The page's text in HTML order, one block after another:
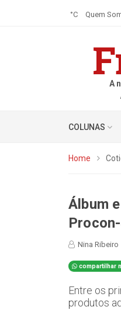
°C Quem
A
COLUNAS
Home
Álbum
Nina Ribeiro
compartilhar
Entre os
produtos